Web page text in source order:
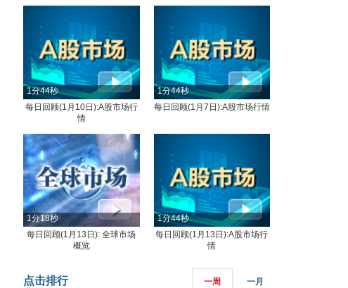
1分44秒
每日回顾(1月10日):A股市场行
情
1分44秒
每日回顾(1月7日):A股市场行情
1分18秒
每日回顾(1月13日): 全球市场
概览
1分44秒
每日回顾(1月13日):A股市场行
情
点击排行 一周 一月